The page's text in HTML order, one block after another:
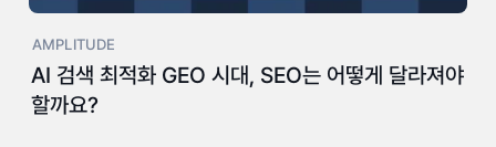
AMPLITUDE
AI 검색 최적화 GEO 시대, SEO는 어떻게 달라져야
할까요?